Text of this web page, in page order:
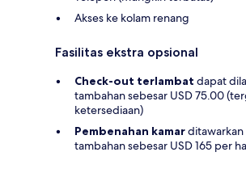
Akses ke kolam renang
Fasilitas ekstra opsional
Check-out terlambat dapat
tambahan sebesar USD 75.00
ketersediaan)
Pembenahan kamar
tambahan sebesar USD 165 per